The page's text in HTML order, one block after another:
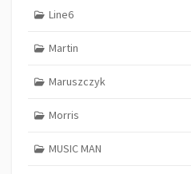
Line6
Martin
Maruszczyk
Morris
MUSIC MAN